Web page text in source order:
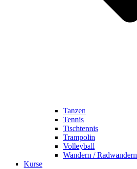
Tanzen
Tennis
Tischtennis
Trampolin
Volleyball
Wandern / Radwandern
Kurse